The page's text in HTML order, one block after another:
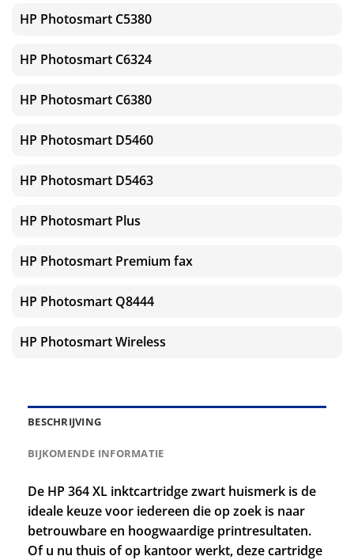
HP Photosmart C5380
HP Photosmart C6324
HP Photosmart C6380
HP Photosmart D5460
HP Photosmart D5463
HP Photosmart Plus
HP Photosmart Premium fax
HP Photosmart Q8444
HP Photosmart Wireless
BESCHRIJVING
BIJKOMENDE INFORMATIE
De HP 364 XL inktcartridge zwart huismerk is de
ideale keuze voor iedereen die op zoek is naar
betrouwbare en hoogwaardige printresultaten.
Of u nu thuis of op kantoor werkt, deze cartridge